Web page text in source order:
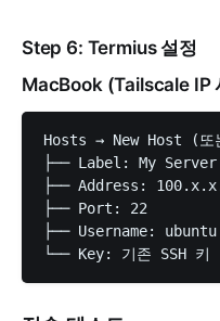
Step 6: Termius 설정
MacBook (Tailscale IP
Hosts → New Host (
├── Label: My Server
├── Address:
├── Port: 22
├── Username: ubuntu